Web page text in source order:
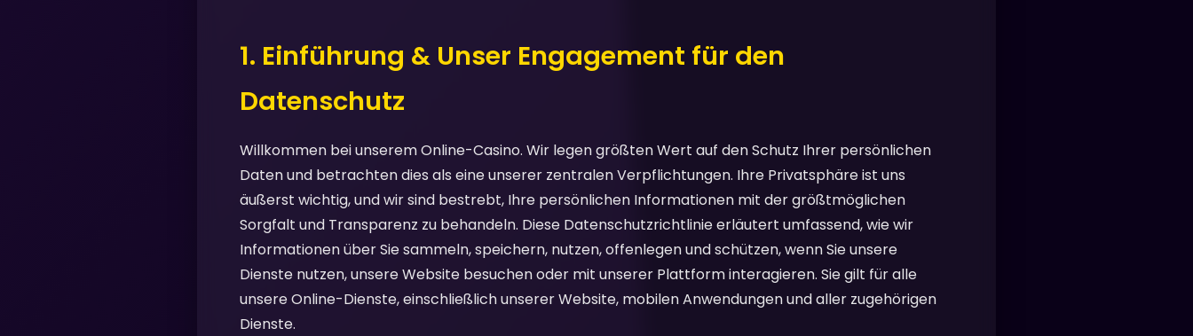
1. Einführung & Unser Engagement für den
Datenschutz
Willkommen bei unserem Online-Casino. Wir legen größten Wert auf den Schutz Ihrer persönlichen
Daten und betrachten dies als eine unserer zentralen Verpflichtungen. Ihre Privatsphäre ist uns
äußerst wichtig, und wir sind bestrebt, Ihre persönlichen Informationen mit der größtmöglichen
Sorgfalt und Transparenz zu behandeln. Diese Datenschutzrichtlinie erläutert umfassend, wie wir
Informationen über Sie sammeln, speichern, nutzen, offenlegen und schützen, wenn Sie unsere
Dienste nutzen, unsere Website besuchen oder mit unserer Plattform interagieren. Sie gilt für alle
unsere Online-Dienste, einschließlich unserer Website, mobilen Anwendungen und aller zugehörigen
Dienste.